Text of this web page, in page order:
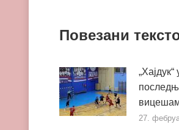
Повезани
27.